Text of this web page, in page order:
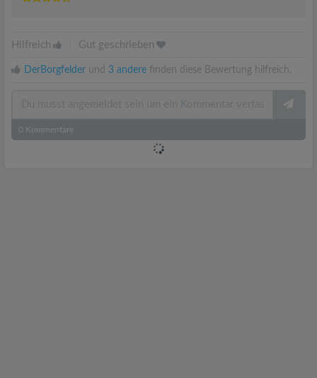
Hilfreich Gut geschrieben
DerBorgfelder und 3 andere finden diese Bewertung hilfreich.
0 Kommentare